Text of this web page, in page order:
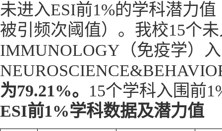
未进入ESI前1%的学科潜力
被引频次阈值）。我校15个
IMMUNOLOGY（免疫学）
为79.21%。 15个学科入围前
ESI前1%学科数据及潜力值